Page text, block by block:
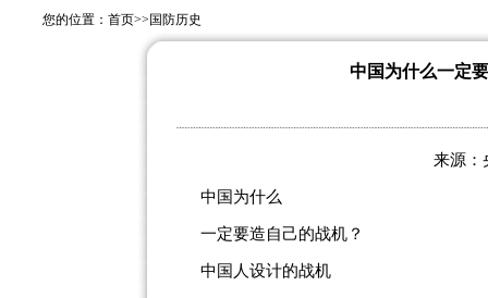
您的位置： 首页>> 国防历史
中国为什么一定
来源：
中国为什么
一定要造自己的战机？
中国人设计的战机